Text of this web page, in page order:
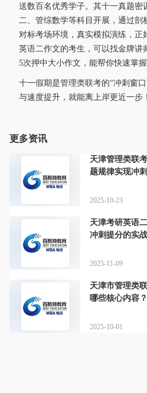
送数百名优秀学子。其十一真题密
二、管综数学等科目开展，通过剖
对标考场环境，真实模拟演练，正
英语二作文的考生，可以找金牌讲
5次押中大小作文，能帮你快速掌握
十一假期是管理类联考的“冲刺窗
与速度提升，就能离上岸更近一步！
更多资讯
天津管理类联
题规律实现冲
2025-10-23
天津考研英语
冲刺提分的实
2025-11-09
天津市管理类
哪些核心内容
2025-10-01